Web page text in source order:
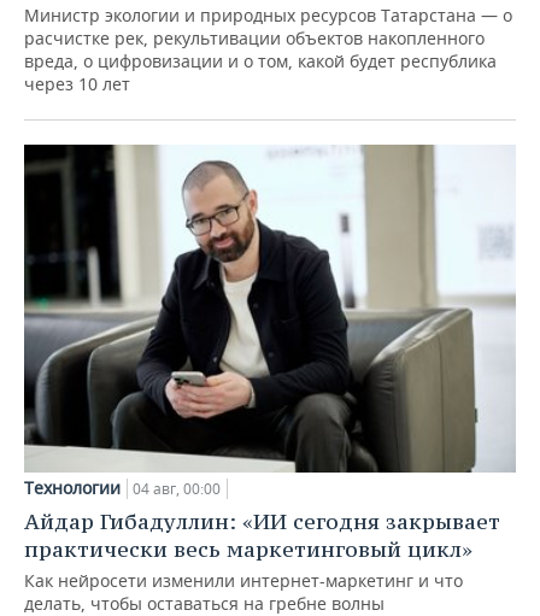
Республика
Ингушетия
0,00 0,00
автономный
округ
2.000.000,00 0,00
Алтайский край 0,00
Республика
Алтай
0,00
Республика Тыва 0,00 0,00
Севастополь 0,00
Сахалинская
область
Итого
Министр экологии и природных ресурсов Татарстана — о
расчистке рек, рекультивации объектов накопленного
вреда, о цифровизации и о том, какой будет республика
через 10 лет
Технологии 04 авг, 00:00
Айдар Гибадуллин: «ИИ сегодня закрывает
практически весь маркетинговый цикл»
Как нейросети изменили интернет-маркетинг и что
делать, чтобы оставаться на гребне волны